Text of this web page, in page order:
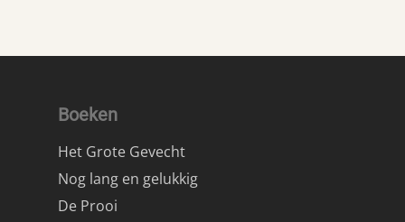
Boeken
Het Grote Gevecht
Nog lang en gelukkig
De Prooi